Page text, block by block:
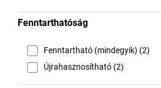
Fenntarthatóság
Fenntartható (mindegyik) (2)
Újrahasznosítható (2)